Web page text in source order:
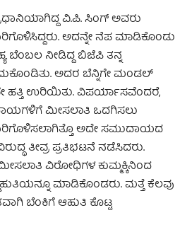
ವಿ.ಪಿ. ಸಿಂಗ್ ಅವರು
ಅದನ್ನೇ ನೆಪ ಮಾಡಿಕೊಂಡು
ಬೆಂಬಲ ನೀಡಿದ್ದ ಬಿಜೆಪಿ ತನ್ನ
ಅದರ ಬೆನ್ನಿಗೇ ಮಂಡಲ್
ಹತ್ತಿ ಉರಿಯಿತು. ವಿಪರ್ಯಾಸವೆಂದರೆ,
ಮೀಸಲಾತಿ ಒದಗಿಸಲು
ಅದೇ ಸಮುದಾಯದ
ತೀವ್ರ ಪ್ರತಿಭಟನೆ ನಡೆಸಿದರು.
ವಿರೋಧಿಗಳ ಕುಮ್ಮಕ್ಕಿನಿಂದ
ಮಾಡಿಕೊಂಡರು. ಮತ್ತೆ ಕೆಲವು
ಬೆಂಕಿಗೆ ಆಹುತಿ ಕೊಟ್ಟ